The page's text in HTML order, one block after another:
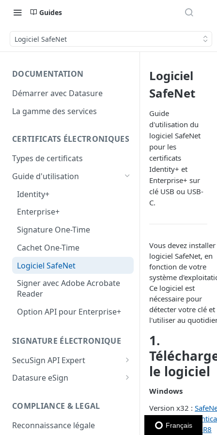
Guides
Logiciel SafeNet
DOCUMENTATION
Démarrer avec Datasure
La gamme des services
CERTIFICATS ÉLECTRONIQUES
Types de certificats
Guide d'utilisation
Identity+
Enterprise+
Signature One-Time
Cachet One-Time
Logiciel SafeNet
Signer avec Adobe Acrobate
Reader
Option API pour Enterprise+
SIGNATURE ÉLECTRONIQUE
SecuSign API Expert
Présentation et
fonctionnement
Intégration basique
Niveaux de signature
Datasure eSign
Guide d'utilisateur
Guide de signataire
Niveaux de signature
Signature niveau 1
La vérification d'identité
COMPLIANCE & LEGAL
Reconnaissance légale
Logiciel
SafeNet
Guide
d'utilisation du
logiciel SafeNet
pour les
certificats
Identity+ et
Enterprise+ sur
clé USB ou USB-
C.
Vous devez
logiciel SafeNet, en
fonction de votre
système
Ce logiciel est
nécessaire pour
détecter votre clé et
l'utiliser au
1.
le logiciel
Windows
Version x32 :
Datasure
Client-x32-10.8-R8
Français